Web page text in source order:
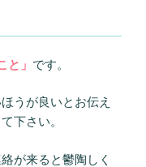
と」 です。
うが良いとお伝え
下さい。
が来ると鬱陶しく